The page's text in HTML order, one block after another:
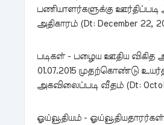
பணியாளர்களுக்கு ஊர்திப்படி
அதிகாரம் (Dt: December 22,
படிகள் - பழைய ஊதிய விகித
01.07.2015 முதற்கொண்டு
அகவிலைப்படி வீதம் (Dt:
ஓய்வூதியம் - ஓய்வூதியதாரர்கள்